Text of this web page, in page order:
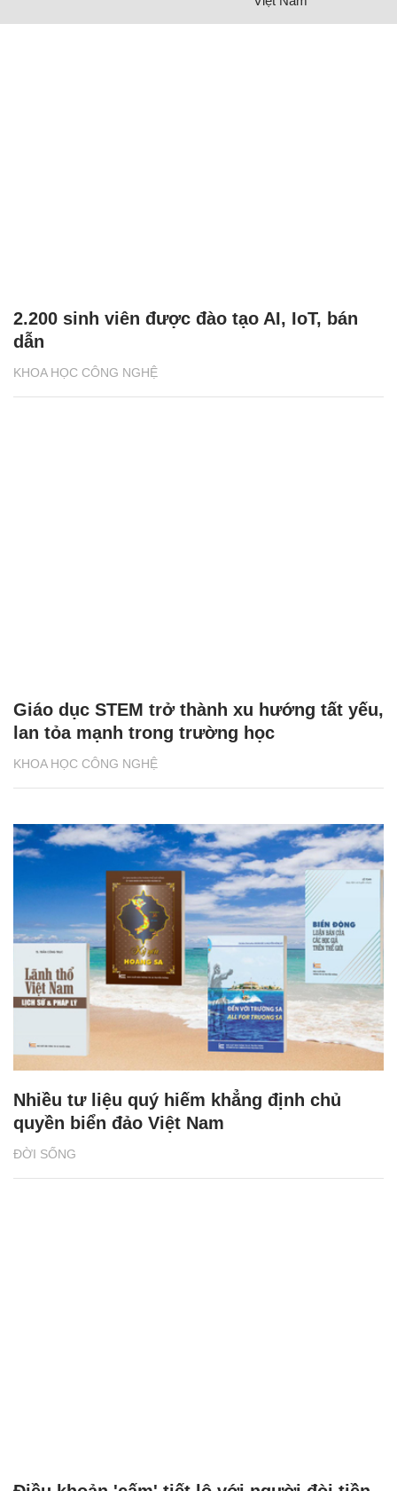
KHOA HỌC CÔNG NGHỆ
2.200 sinh viên được đào tạo AI, IoT, bán
dẫn
KHOA HỌC CÔNG NGHỆ
Giáo dục STEM trở thành xu hướng tất yếu,
lan tỏa mạnh trong trường học
ĐỜI SỐNG
Nhiều tư liệu quý hiếm khẳng định chủ
quyền biển đảo Việt Nam